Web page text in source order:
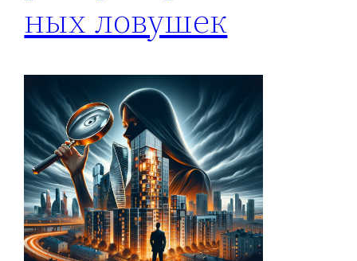
ных ловушек